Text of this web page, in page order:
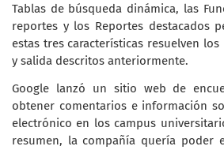
Tablas de búsqueda dinámica, las
reportes y los Reportes destacados
estas tres características resuelven
y salida descritos anteriormente.
Google lanzó un sitio web de
obtener comentarios e información
electrónico en los campus
resumen, la compañía quería poder